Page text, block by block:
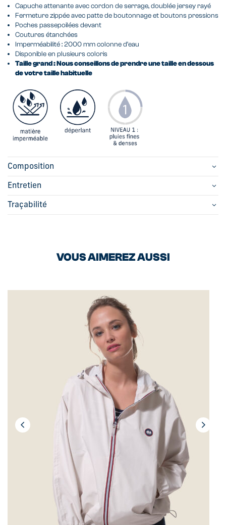
Capuche attenante avec cordon de serrage, doublée jersey rayé
Fermeture zippée avec patte de boutonnage et boutons pressions
Poches passepoilées devant
Coutures étanchées
Imperméabilité : 2000 mm colonne d’eau
Disponible en plusieurs coloris
Taille grand : Nous conseillons de prendre une taille en dessous
de votre taille habituelle
Composition
Entretien
Traçabilité
VOUS AIMEREZ AUSSI